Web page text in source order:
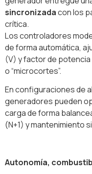
sincronizadacon los
crítica.
Los controladores
de forma automática,
(V) y factor de
o “microcortes”.
En configuraciones de
generadores pueden
carga de forma
(N+1) y mantenimiento
Autonomía,